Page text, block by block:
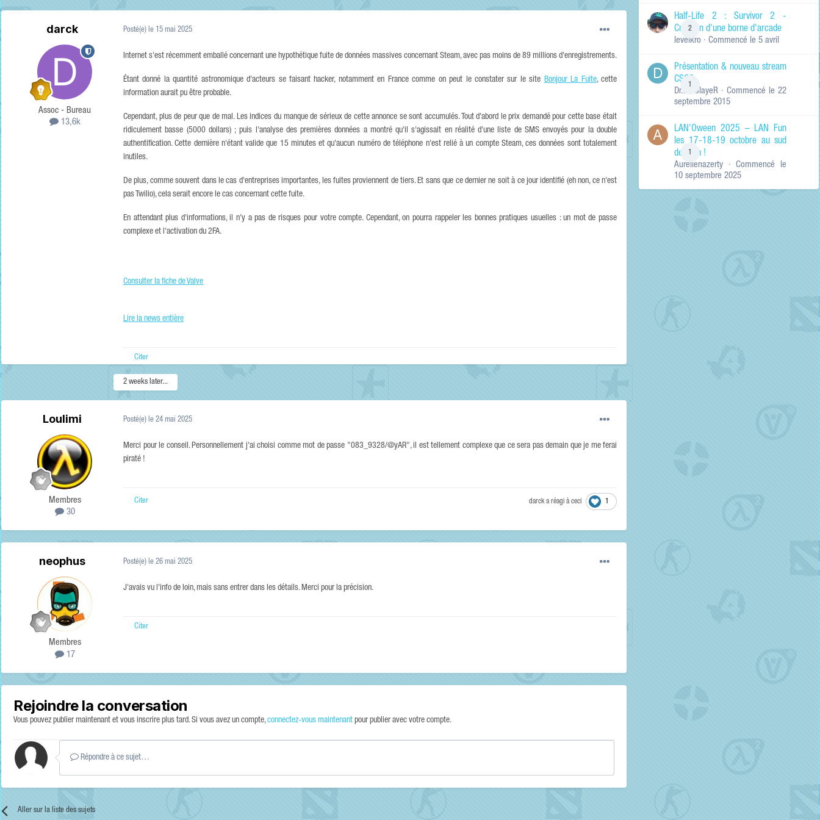
RECHERCHER LES
Titres et corps
Titres des
uniquement
darck
Assoc - Bureau
13,6k
Posté(e) le 15 mai 2025
Internet s'est récemment emballé concernant une hypothétique fuite de données massives concernant Steam, avec pas moins de 89 millions d'enregistrements.
Étant donné la quantité astronomique d'acteurs se faisant hacker, notamment en France comme on peut le constater sur le site Bonjour La Fuite, cette
information aurait pu être probable.
Cependant, plus de peur que de mal. Les indices du manque de sérieux de cette annonce se sont accumulés. Tout d'abord le prix demandé pour cette base était
ridiculement basse (5000 dollars) ; puis l'analyse des premières données a montré qu'il s'agissait en réalité d'une liste de SMS envoyés pour la double
authentification. Cette dernière n'étant valide que 15 minutes et qu'aucun numéro de téléphone n'est relié à un compte Steam, ces données sont totalement
inutiles.
De plus, comme souvent dans le cas d'entreprises importantes, les fuites proviennent de tiers. Et sans que ce dernier ne soit à ce jour identifié (eh non, ce n'est
pas Twilio), cela serait encore le cas concernant cette fuite.
En attendant plus d'informations, il n'y a pas de risques pour votre compte. Cependant, on pourra rappeler les bonnes pratiques usuelles : un mot de passe
complexe et l'activation du 2FA.
Consulter la fiche de Valve
Lire la news entière
Citer
2 weeks later...
Loulimi
Membres
30
Posté(e) le 24 mai 2025
Merci pour le conseil. Personnellement j'ai choisi comme mot de passe "083_9328/@yAR", il est tellement complexe que ce sera pas demain que je me ferai
piraté !
darcka réagi à ceci
Citer
neophus
Membres
17
Posté(e) le 26 mai 2025
J'avais vu l'info de loin, mais sans entrer dans les détails. Merci pour la précision.
Citer
Rejoindre la conversation
Vous pouvez publier maintenant et vous inscrire plus tard. Si vous avez un compte,connectez-vous maintenant pour publier avec votre compte.
Répondre à ce sujet…
Aller sur la liste des sujets
2
Half-Life 2 : Survivor 2 -
Création d'une borne d'arcade
levelkro · Commencé le 5 avril
1
Présentation & nouveau stream
CSGO
Dr.KinSlayeR · Commencé le 22
septembre 2015
1
LAN'Oween 2025 – LAN Fun
les 17-18-19 octobre au sud
de Lyon !
Aurelienazerty · Commencé le
10 septembre 2025